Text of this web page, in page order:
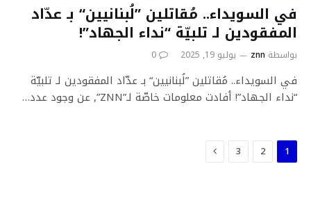
في السويداء.. مُقاتلين ”لُبنانيين“ بـ عدّاد
المفقودين لـ تلبيّة “نداء الجهاد”!
بواسطة znn يوليو 19, 2025 0
في السويداء.. مُقاتلين ”لُبنانيين“ بـ عدّاد المفقودين لـ تلبيّة
“نداء الجهاد”! ٲفادت معلومات خاصّة لـ”ZNN”, عن وجود عدد…
1
2
3 التالي